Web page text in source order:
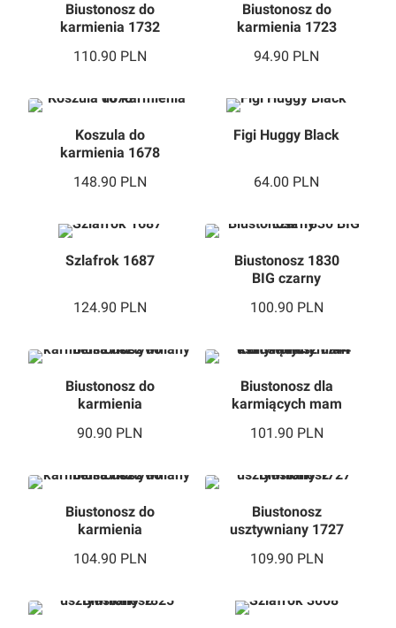
Biustonosz do
karmienia 1732
110.90 PLN
Biustonosz do
karmienia 1723
94.90 PLN
Koszula do
karmienia 1678
148.90 PLN
Figi Huggy Black
64.00 PLN
Szlafrok 1687
124.90 PLN
Biustonosz 1830
BIG czarny
100.90 PLN
Biustonosz do
karmienia
90.90 PLN
Biustonosz dla
karmiących mam
101.90 PLN
Biustonosz do
karmienia
104.90 PLN
Biustonosz
usztywniany 1727
109.90 PLN